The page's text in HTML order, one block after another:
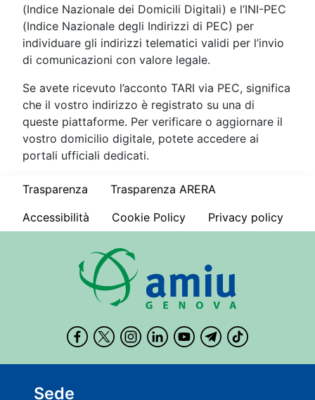
(Indice Nazionale dei Domicili Digitali) e l’INI-PEC
(Indice Nazionale degli Indirizzi di PEC) per
individuare gli indirizzi telematici validi per l’invio
di comunicazioni con valore legale.
Se avete ricevuto l’acconto TARI via PEC, significa
che il vostro indirizzo è registrato su una di
queste piattaforme. Per verificare o aggiornare il
vostro domicilio digitale, potete accedere ai
portali ufficiali dedicati.
Trasparenza
Trasparenza ARERA
Accessibilità
Cookie Policy Privacy policy
Sede